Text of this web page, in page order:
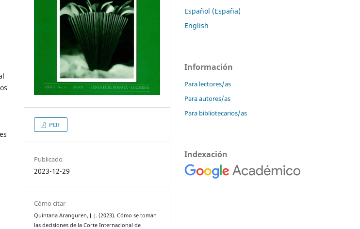
PDF
Publicado
2023-12-29
Cómo citar
Quintana Aranguren, J. J. (2023). Cómo se toman
las decisiones de la Corte Internacional de
Español (España)
English
Información
Para lectores/as
Para autores/as
Para bibliotecarios/as
Indexación